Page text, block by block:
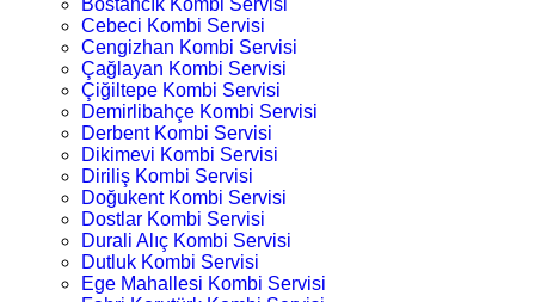
Bostancık Kombi Servisi
Cebeci Kombi Servisi
Cengizhan Kombi Servisi
Çağlayan Kombi Servisi
Çiğiltepe Kombi Servisi
Demirlibahçe Kombi Servisi
Derbent Kombi Servisi
Dikimevi Kombi Servisi
Diriliş Kombi Servisi
Doğukent Kombi Servisi
Dostlar Kombi Servisi
Durali Alıç Kombi Servisi
Dutluk Kombi Servisi
Ege Mahallesi Kombi Servisi